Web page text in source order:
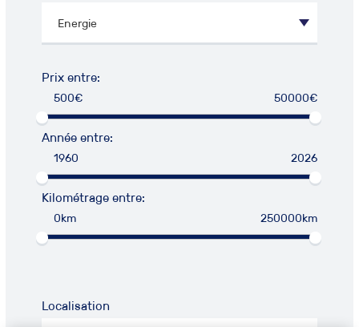
Prix entre:
500€ 50000€
Année entre:
1960 2026
Kilométrage entre:
0km 250000km
Localisation